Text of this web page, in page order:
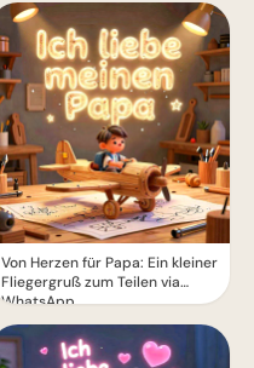
Von Herzen für Papa: Ein kleiner
Fliegergruß zum Teilen via
WhatsApp